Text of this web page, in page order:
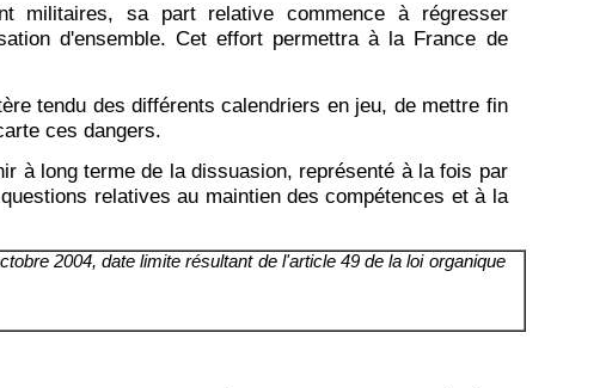
militaires, sa part relative commence à régresser
d'ensemble. Cet effort permettra à la France de
tendu des différents calendriers en jeu, de mettre fin
ces dangers.
à long terme de la dissuasion, représenté à la fois par
relatives au maintien des compétences et à la
2004, date limite résultant de l'article 49 de la loi organique